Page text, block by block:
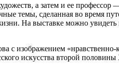
а затем и ее
темы, сделанная во время
На выставке можно
с изображением
искусства второй половины